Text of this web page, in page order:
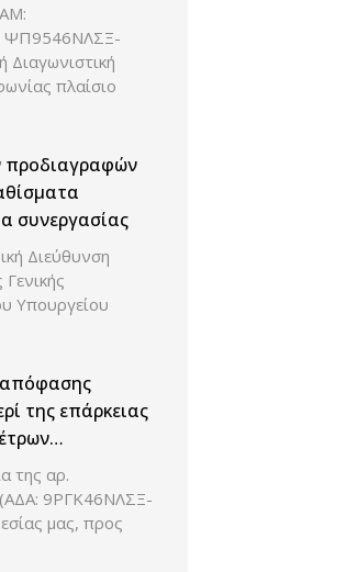
ΨΠ9546ΝΛΣΞ-
Διαγωνιστική
πλαίσιο
προδιαγραφών
συνεργασίας
Διεύθυνση
Υπουργείου
απόφασης
της επάρκειας
της αρ.
9ΡΓΚ46ΝΛΣΞ-
μας, προς